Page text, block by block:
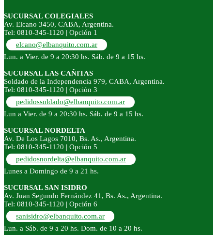
SUCURSAL COLEGIALES
Av. Elcano 3450, CABA, Argentina.
Tel: 0810-345-1120 | Opción 1
elcano@elbanquito.com.ar
Lun. a Vier. de 9 a 20:30 hs. Sáb. de 9 a 15 hs.
SUCURSAL LAS CAÑITAS
Soldado de la Independencia 979, CABA, Argentina.
Tel: 0810-345-1120 | Opción 3
pedidossoldado@elbanquito.com.ar
Lun a Vier. de 9 a 20:30 hs. Sáb. de 9 a 15 hs.
SUCURSAL NORDELTA
Av. De Los Lagos 7010, Bs. As., Argentina.
Tel: 0810-345-1120 | Opción 5
pedidosnordelta@elbanquito.com.ar
Lunes a Domingo de 9 a 21 hs.
SUCURSAL SAN ISIDRO
Av. Juan Segundo Fernández 41, Bs. As., Argentina.
Tel: 0810-345-1120 | Opción 6
sanisidro@elbanquito.com.ar
Lun. a Sáb. de 9 a 20 hs. Dom. de 10 a 20 hs.